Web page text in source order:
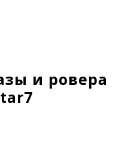
и ровера